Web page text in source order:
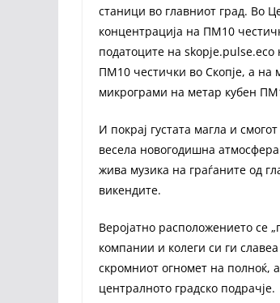
станици во главниот град. Во
концентрација на ПМ10
податоците на
ПМ10 честички во Скопје, а
микрограми на метар кубен
И покрај густата магла и
весела новогодишна
жива музика на граѓаните од
викендите.
Веројатно расположението се
компании и колеги си ги
скромниот огномет на полноќ,
централното градско подрачје.